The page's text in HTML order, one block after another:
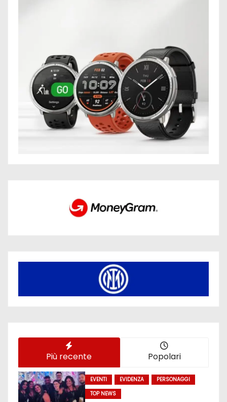
Più recente Popolari
EVENTI EVIDENZA
PERSONAGGI
TOP NEWS